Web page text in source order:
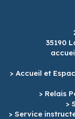
35190
> Accueil et
> Relais
>
> Service